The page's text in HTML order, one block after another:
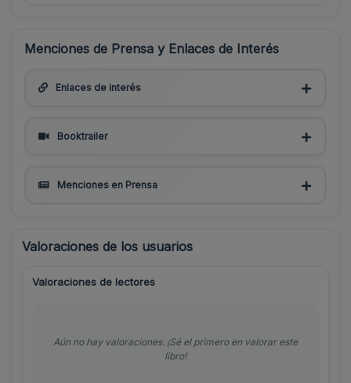
Menciones de Prensa y Enlaces de Interés
Enlaces de interés
Booktrailer
Menciones en Prensa
Valoraciones de los usuarios
Valoraciones de lectores
Aún no hay valoraciones. ¡Sé el primero en valorar este
libro!